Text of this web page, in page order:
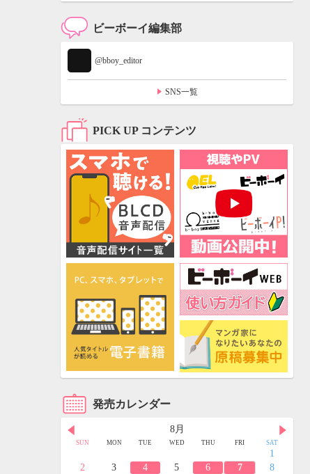
ビーボーイ編集部
@bboy_editor
SNS一覧
PICK UP コンテンツ
発売カレンダー
8月
SUN MON TUE WED THU FRI SAT
1
2
3 4 5 6 7
8